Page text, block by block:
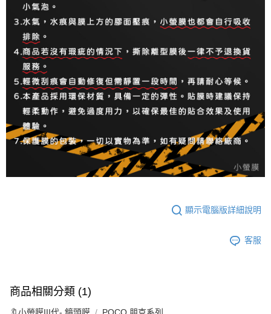
顯示電腦版詳細說明
客服
商品相關分類 (1)
🔖小螢膜III代- 鏡頭膜 POCO 朋克系列